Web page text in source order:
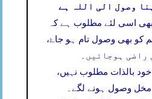
وصول الی اللہ ہے
اسی لئے مطلوب ہے کہ
کو بھی وصول تام ہو جاۓ،
راضی ہوجائیں۔
بالذات مطلوب نہیں،
وصول ہونے لگے۔